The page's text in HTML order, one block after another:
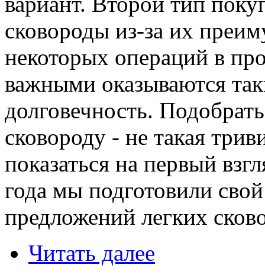
сковороды из-за их
некоторых операций в
важными оказываются
долговечность.
сковороду - не такая
показаться на первый
года мы подготовили
предложений легких
Читать далее